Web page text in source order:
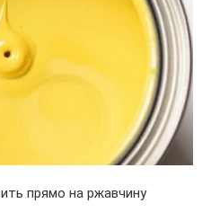
прямо на ржавчину